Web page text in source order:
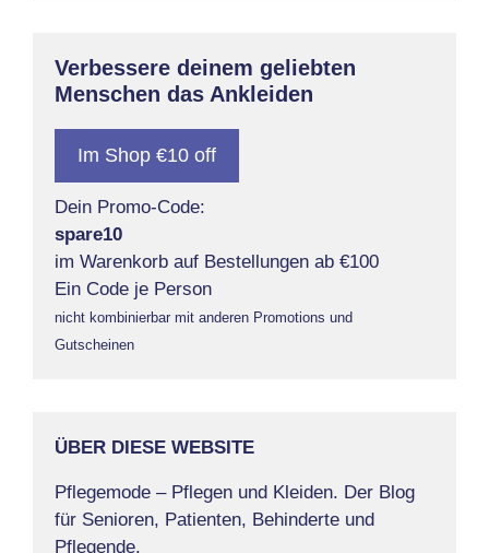
Verbessere deinem geliebten
Menschen das Ankleiden
Im Shop €10 off
Dein Promo-Code:
spare10
im Warenkorb auf Bestellungen ab €100
Ein Code je Person
nicht kombinierbar mit anderen Promotions und
Gutscheinen
ÜBER DIESE WEBSITE
Pflegemode – Pflegen und Kleiden. Der Blog
für Senioren, Patienten, Behinderte und
Pflegende.